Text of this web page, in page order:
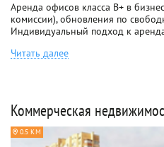
Аренда офисов класса B+ в
комиссии), обновления по
Индивидуальный подход к
Читать далее
Коммерческая
0.5 КМ